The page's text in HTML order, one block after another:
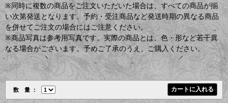
※同時に複数の商品をご注文いただいた場合は、すべての商品が揃
い次第発送となります。予約・受注商品など発送時期の異なる商品
を併せてご注文の場合にはご注意ください。
※商品写真は参考用写真です。実際の商品とは、色・形など若干異
なる場合がございます。予めご了承のうえ、ご購入ください。
数 量